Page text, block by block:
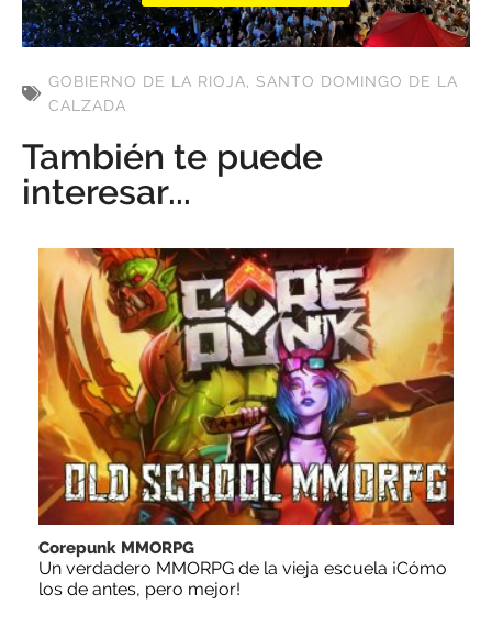
GOBIERNO DE LA RIOJA, SANTO DOMINGO DE LA
CALZADA
También te puede
interesar...
Corepunk MMORPG
Un verdadero MMORPG de la vieja escuela ¡Cómo
los de antes, pero mejor!